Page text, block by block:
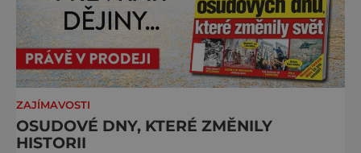
ZAJÍMAVOSTI
OSUDOVÉ DNY, KTERÉ ZMĚNILY
HISTORII